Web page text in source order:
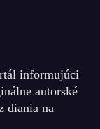
informujúci
autorské
diania na